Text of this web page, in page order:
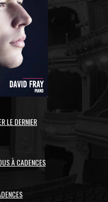
LE DERNIER
À CADENCES